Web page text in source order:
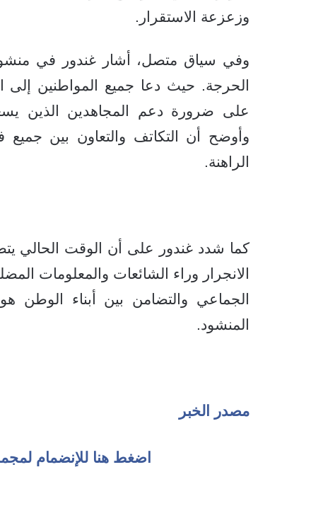
وزعزعة الاستقرار.
وفي سياق متصل، أشار غندور في
الحرجة. حيث دعا جميع المواطنين إلى
على ضرورة دعم المجاهدين الذين
وأوضح أن التكاتف والتعاون بين جميع
الراهنة.
كما شدد غندور على أن الوقت الحالي
الانجرار وراء الشائعات والمعلومات
الجماعي والتضامن بين أبناء الوطن
المنشود.
مصدر الخبر
اضغط هنا للإنضمام